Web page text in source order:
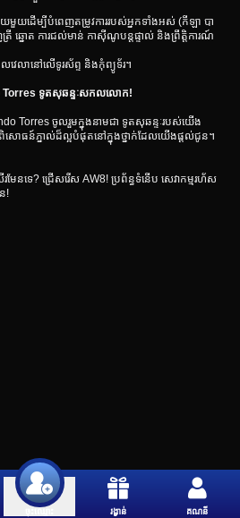
មួយដើម្បីបំពេញតម្រូវការរបស់អ្នកទាំងអស់ (កីឡា បា
ត្រី ឆ្នោត ការជល់មាន់ កាស៊ីណូបន្តផ្ទាល់ និងព្រឹត្តិការណ៍
។
គ្រប់ពេលវេលានៅលើទូរស័ព្ទ និងកុំព្យូទ័រ។
Torres ទូតសុឆន្ទៈសកលលោក!
Torres ចូលរួមក្នុងនាមជា ទូតសុឆន្ទៈរបស់យើង
ទពិសោធន៍ភ្នាល់ដ៏ល្អបំផុតនៅក្នុងថ្នាក់ដែលយើងផ្តល់ជូន។
ែនទេ? ជ្រើសរើស AW8! ប្រព័ន្ធទំនើប សេវាកម្មរហ័ស
ក្នុងអាស៊ាន!
រង្វាន់ គណនី